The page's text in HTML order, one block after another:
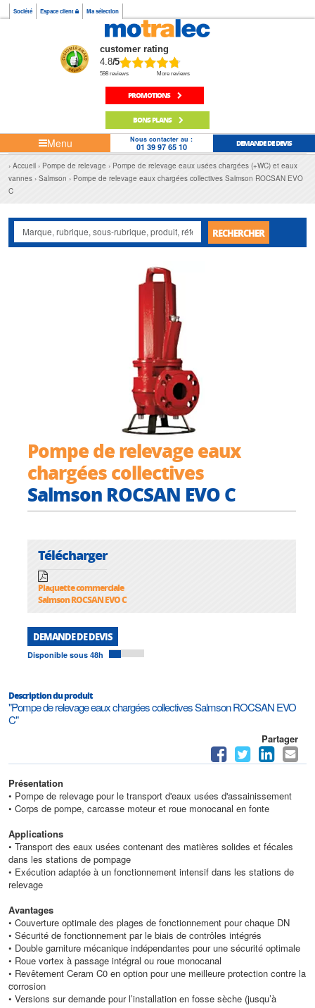
Société Espace client Ma sélection
customer rating
4.8/5
598 reviews More reviews
PROMOTIONS
BONS PLANS
Menu Nous contacter au :
01 39 97 65 10 DEMANDE DE DEVIS
Accueil Pompe de relevage
Pompe de relevage eaux usées chargées (+WC) et eaux
vannes
Salmson
Pompe de relevage eaux chargées collectives Salmson ROCSAN EVO
C
RECHERCHER
Pompe de relevage eaux
chargées collectives
Salmson ROCSAN EVO C
Télécharger
Plaquette commerciale
Salmson ROCSAN EVO C
DEMANDE DE DEVIS
Disponible sous 48h
Description du produit
"Pompe de relevage eaux chargées collectives Salmson ROCSAN EVO
C"
Partager
Présentation
• Pompe de relevage pour le transport d'eaux usées d'assainissement
• Corps de pompe, carcasse moteur et roue monocanal en fonte
Applications
• Transport des eaux usées contenant des matières solides et fécales
dans les stations de pompage
• Exécution adaptée à un fonctionnement intensif dans les stations de
relevage
Avantages
• Couverture optimale des plages de fonctionnement pour chaque DN
• Sécurité de fonctionnement par le biais de contrôles intégrés
• Double garniture mécanique indépendantes pour une sécurité optimale
• Roue vortex à passage intégral ou roue monocanal
• Revêtement Ceram C0 en option pour une meilleure protection contre la
corrosion
• Versions sur demande pour l’installation en fosse sèche (jusqu’à